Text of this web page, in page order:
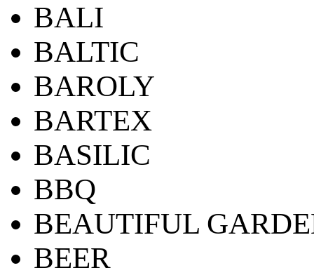
BALI
BALTIC
BAROLY
BARTEX
BASILIC
BBQ
BEAUTIFUL
BEER